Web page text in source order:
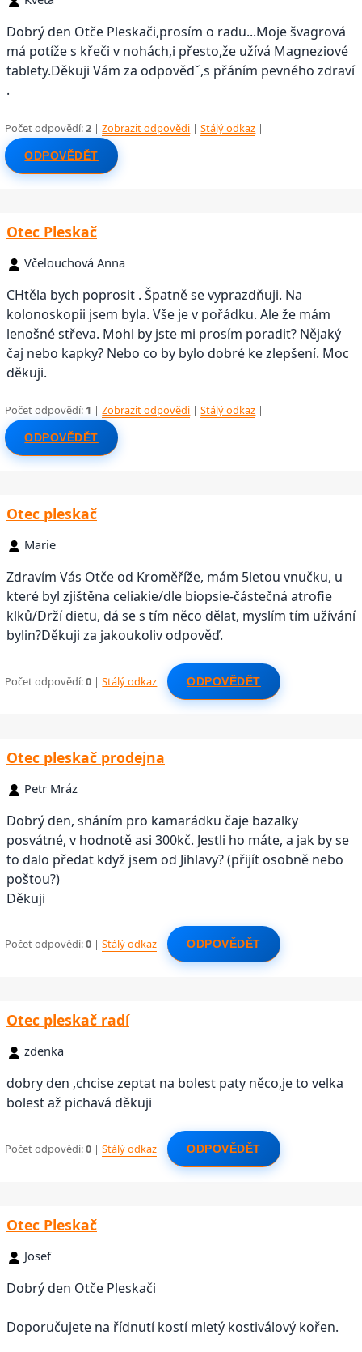
Dobrý den Otče Pleskači,prosím o radu...Moje švagrová
má potíže s křeči v nohách,i přesto,že užívá Magneziové
tablety.Děkuji Vám za odpovědˇ,s přáním pevného zdraví
.
Počet odpovědí:2 |Zobrazit odpovědi |Stálý odkaz |
ODPOVĚDĚT
Otec Pleskač
Včelouchová Anna
CHtěla bych poprosit . Špatně se vyprazdňuji. Na
kolonoskopii jsem byla. Vše je v pořádku. Ale že mám
lenošné střeva. Mohl by jste mi prosím poradit? Nějaký
čaj nebo kapky? Nebo co by bylo dobré ke zlepšení. Moc
děkuji.
Počet odpovědí: 1 |Zobrazit odpovědi |Stálý odkaz |
ODPOVĚDĚT
Otec pleskač
Marie
Zdravím Vás Otče od Kroměříže, mám 5letou vnučku, u
které byl zjištěna celiakie/dle biopsie-částečná atrofie
klků/Drží dietu, dá se s tím něco dělat, myslím tím užívání
bylin?Děkuji za jakoukoliv odpověď.
Počet odpovědí:0 |Stálý odkaz | ODPOVĚDĚT
Otec pleskač prodejna
Petr Mráz
Dobrý den, sháním pro kamarádku čaje bazalky
posvátné, v hodnotě asi 300kč. Jestli ho máte, a jak by se
to dalo předat když jsem od Jihlavy? (přijít osobně nebo
poštou?)
Děkuji
Počet odpovědí:0 |Stálý odkaz | ODPOVĚDĚT
Otec pleskač radí
zdenka
dobry den ,chcise zeptat na bolest paty něco,je to velka
bolest až pichavá děkuji
Počet odpovědí:0 |Stálý odkaz | ODPOVĚDĚT
Otec Pleskač
Josef
Dobrý den Otče Pleskači
Doporučujete na řídnutí kostí mletý kostiválový kořen.